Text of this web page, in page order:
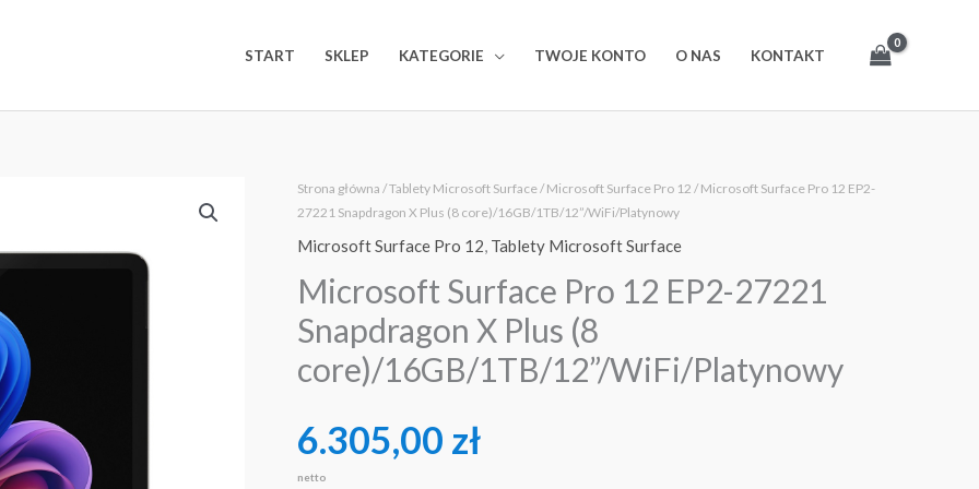
START SKLEP KATEGORIE TWOJE KONTO O NAS KONTAKT
Strona główna /Tablety Microsoft Surface/Microsoft Surface Pro 12 / Microsoft Surface Pro 12 EP2-
27221 Snapdragon X Plus (8 core)/16GB/1TB/12”/WiFi/Platynowy
Microsoft Surface Pro 12, Tablety Microsoft Surface
Microsoft Surface Pro 12 EP2-27221
Snapdragon X Plus (8
core)/16GB/1TB/12”/WiFi/Platynowy
6.305,00 zł
netto
ilość
Microsoft
Surface
Pro
12
EP2-
27221
X
Plus
(8